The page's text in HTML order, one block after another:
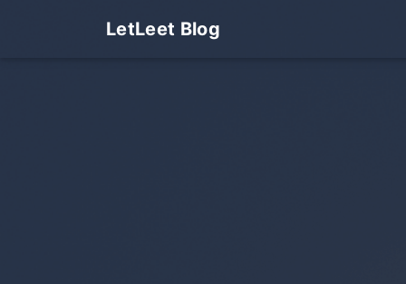
LetLeet Blog